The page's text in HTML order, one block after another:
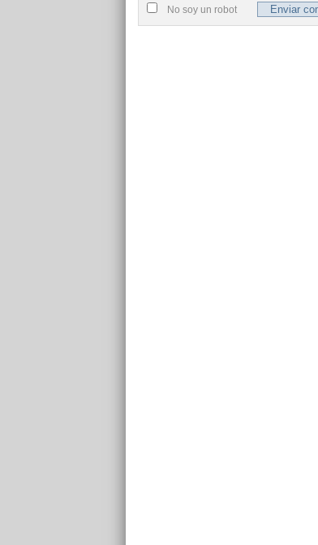
No soy un robot